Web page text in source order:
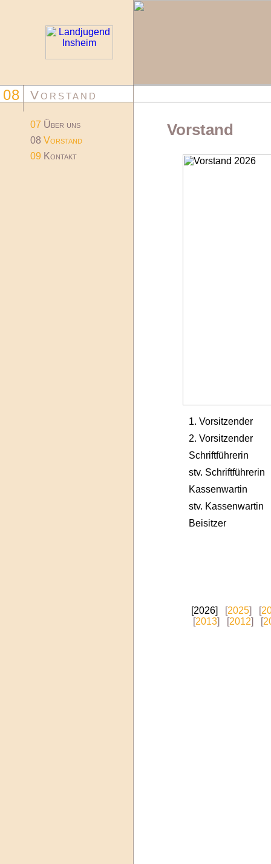
08 Vorstand
07 Über uns
08 Vorstand
09 Kontakt
Vorstand
1. Vorsitzender
2. Vorsitzender
Schriftführerin
stv. Schriftführerin
Kassenwartin
stv. Kassenwartin
Beisitzer
[2026] [2025] [
[2013] [2012] [